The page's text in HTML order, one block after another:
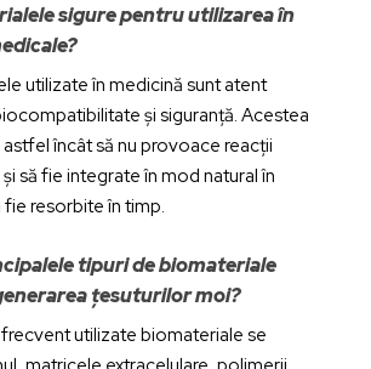
sigure pentru utilizarea în
utilizate în medicină sunt atent
și siguranță. Acestea
încât să nu provoace reacții
să fie integrate în mod natural în
fie resorbite în timp.
tipuri de biomateriale
țesuturilor moi?
utilizate biomateriale se